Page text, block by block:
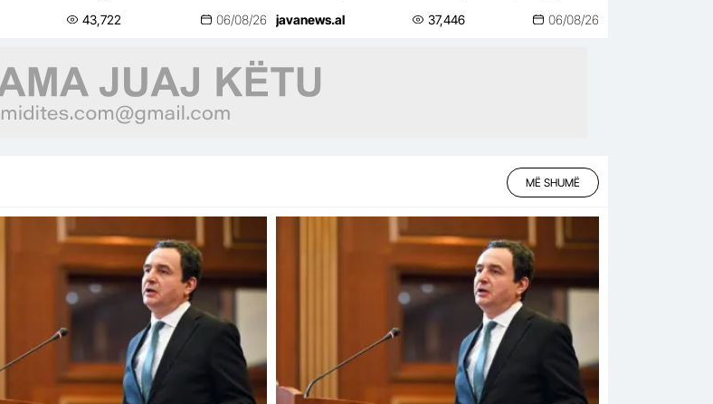
43,722 06/08/26
uljen e numrit të bashkive
javanews.al 37,446 06/08/26
MË SHUMË